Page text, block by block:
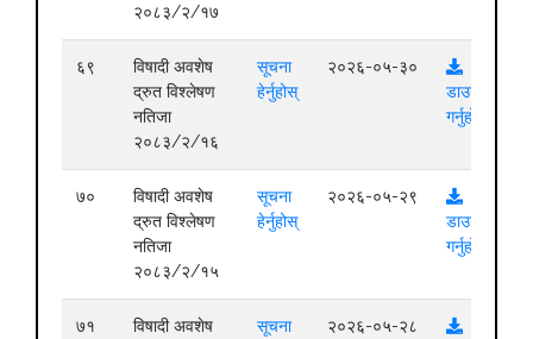
२०८३/२/१७
६९
विषादी अवशेष
द्रुत विश्लेषण
नतिजा
२०८३/२/१६
सूचना
हेर्नुहोस्
२०२६-०५-३०
डाउनलोड
गर्नुहोस्
७०
विषादी अवशेष
द्रुत विश्लेषण
नतिजा
२०८३/२/१५
सूचना
हेर्नुहोस्
२०२६-०५-२९
डाउनलोड
गर्नुहोस्
७१
विषादी अवशेष
सूचना
२०२६-०५-२८